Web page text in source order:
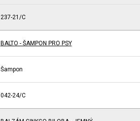
237-21/C
BALTO - ŠAMPON PRO PSY
Šampon
042-24/C